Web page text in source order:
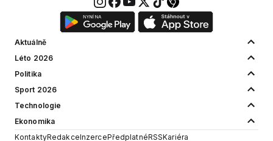
Aktuálně
Léto 2026
Politika
Sport 2026
Technologie
Ekonomika
KontaktyRedakceInzercePředplatnéRSSKariéra